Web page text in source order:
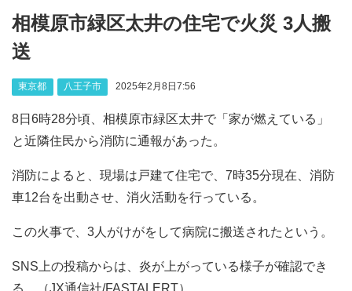
相模原市緑区太井の住宅で火災 3人搬
送
東京都 八王子市 2025年2月8日7:56
8日6時28分頃、相模原市緑区太井で「家が燃えている」
と近隣住民から消防に通報があった。
消防によると、現場は戸建て住宅で、7時35分現在、消防
車12台を出動させ、消火活動を行っている。
この火事で、3人がけがをして病院に搬送されたという。
SNS上の投稿からは、炎が上がっている様子が確認でき
る。（JX通信社/FASTALERT）